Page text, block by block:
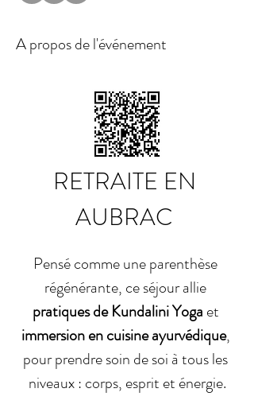
A propos de l'événement
RETRAITE EN
AUBRAC
Pensé comme une parenthèse
régénérante, ce séjour allie
pratiques de Kundalini Yoga et
immersion en cuisine ayurvédique,
pour prendre soin de soi à tous les
niveaux : corps, esprit et énergie.